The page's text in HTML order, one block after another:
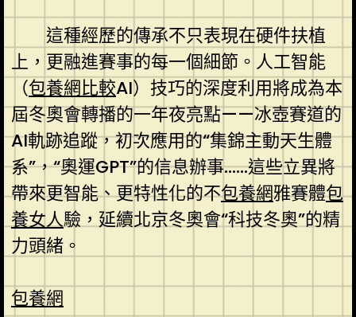
這種經歷的傳承不只表現在硬件扶植
上，更融進賽事的每一個細節。人工智能
（包養網比較AI）技巧的深度利用將成為本
屆冬奧會轉播的一年夜亮點——冰壺賽道的
AI軌跡追蹤，初次應用的“集錦主動天生體
系”，“奧運GPT”的信息辦事……這些立異將
帶來更智能、更特性化的不包養網雅賽體包
養女人驗，延續北京冬奧會“科技冬奧”的精
力頭緒。
包養網